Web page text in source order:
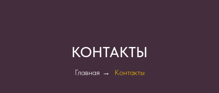
КОНТАКТЫ
Главная → Контакты